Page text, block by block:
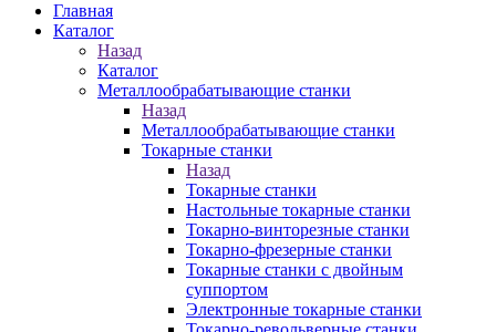
Главная
Каталог
Назад
Каталог
Металлообрабатывающие станки
Назад
Металлообрабатывающие станки
Токарные станки
Назад
Токарные станки
Настольные токарные станки
Токарно-винторезные станки
Токарно-фрезерные станки
Токарные станки с двойным
суппортом
Электронные токарные станки